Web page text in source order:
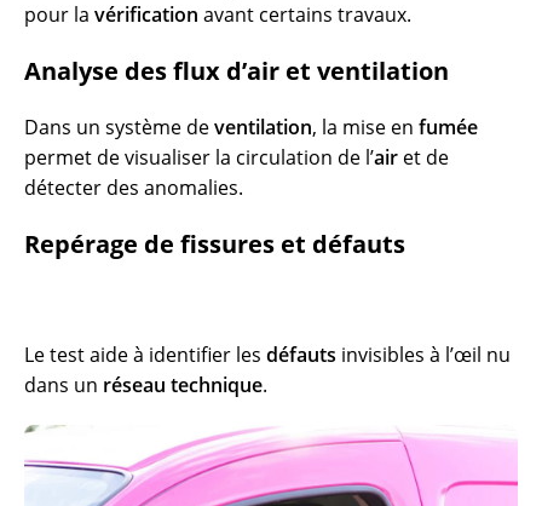
pour la vérification avant certains travaux.
Analyse des flux d’air et ventilation
Dans un système deventilation, la mise en fumée
permet de visualiser la circulation de l’air et de
détecter des anomalies.
Repérage de fissures et défauts
Le test aide à identifier les défauts invisibles à l’œil nu
dans un réseau technique.